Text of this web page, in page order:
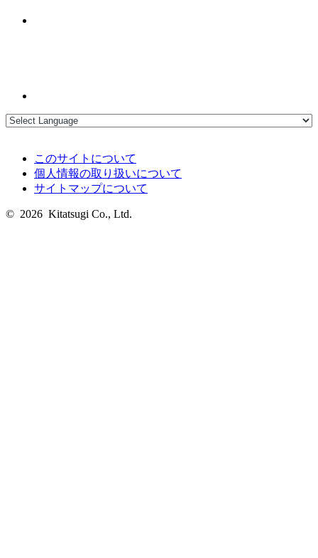
このサイトについて
個人情報の取り扱いについて
サイトマップについて
© 2026 Kitatsugi Co., Ltd.